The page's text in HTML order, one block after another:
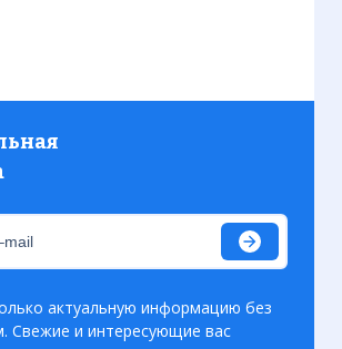
актуальную информацию без
Свежие и интересующие вас